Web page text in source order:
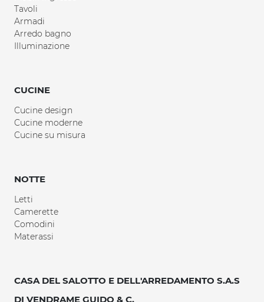
Tavoli
Armadi
Arredo bagno
Illuminazione
CUCINE
Cucine design
Cucine moderne
Cucine su misura
NOTTE
Letti
Camerette
Comodini
Materassi
CASA DEL SALOTTO E DELL'ARREDAMENTO S.A.S
DI VENDRAME GUIDO & C.